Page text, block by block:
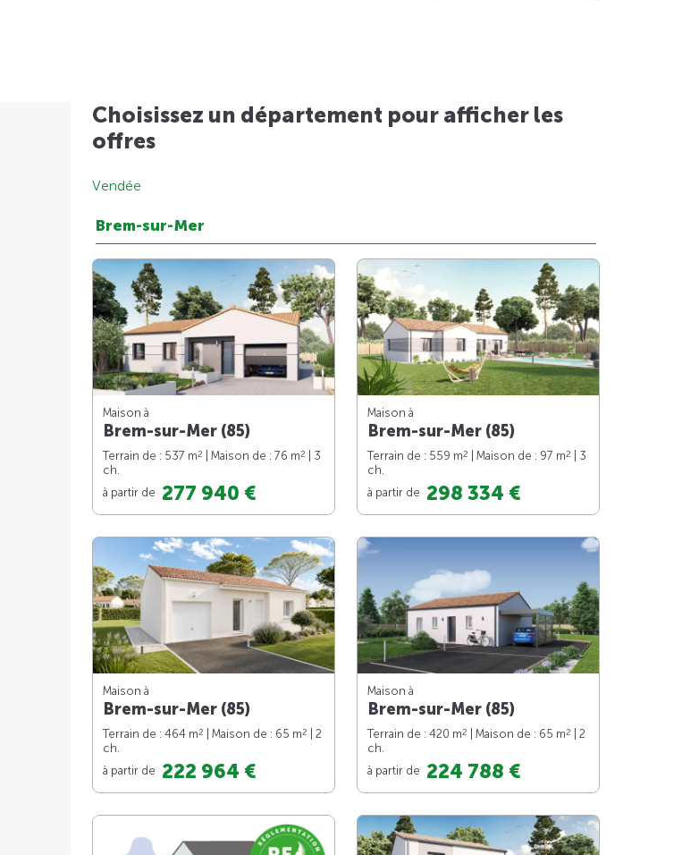
Choisissez un département pour afficher les
offres
Vendée
Brem-sur-Mer
Maison à
Brem-sur-Mer (85)
Terrain de : 537 m2 | Maison de : 76 m2
| 3
ch.
à partir de 277 940 €
Maison à
Brem-sur-Mer (85)
Terrain de : 559 m2 | Maison de : 97 m2
| 3
ch.
à partir de 298 334 €
Maison à
Brem-sur-Mer (85)
Terrain de : 464 m2 | Maison de : 65 m2
| 2
ch.
à partir de 222 964 €
Maison à
Brem-sur-Mer (85)
Terrain de : 420 m2 | Maison de : 65 m2
| 2
ch.
à partir de 224 788 €